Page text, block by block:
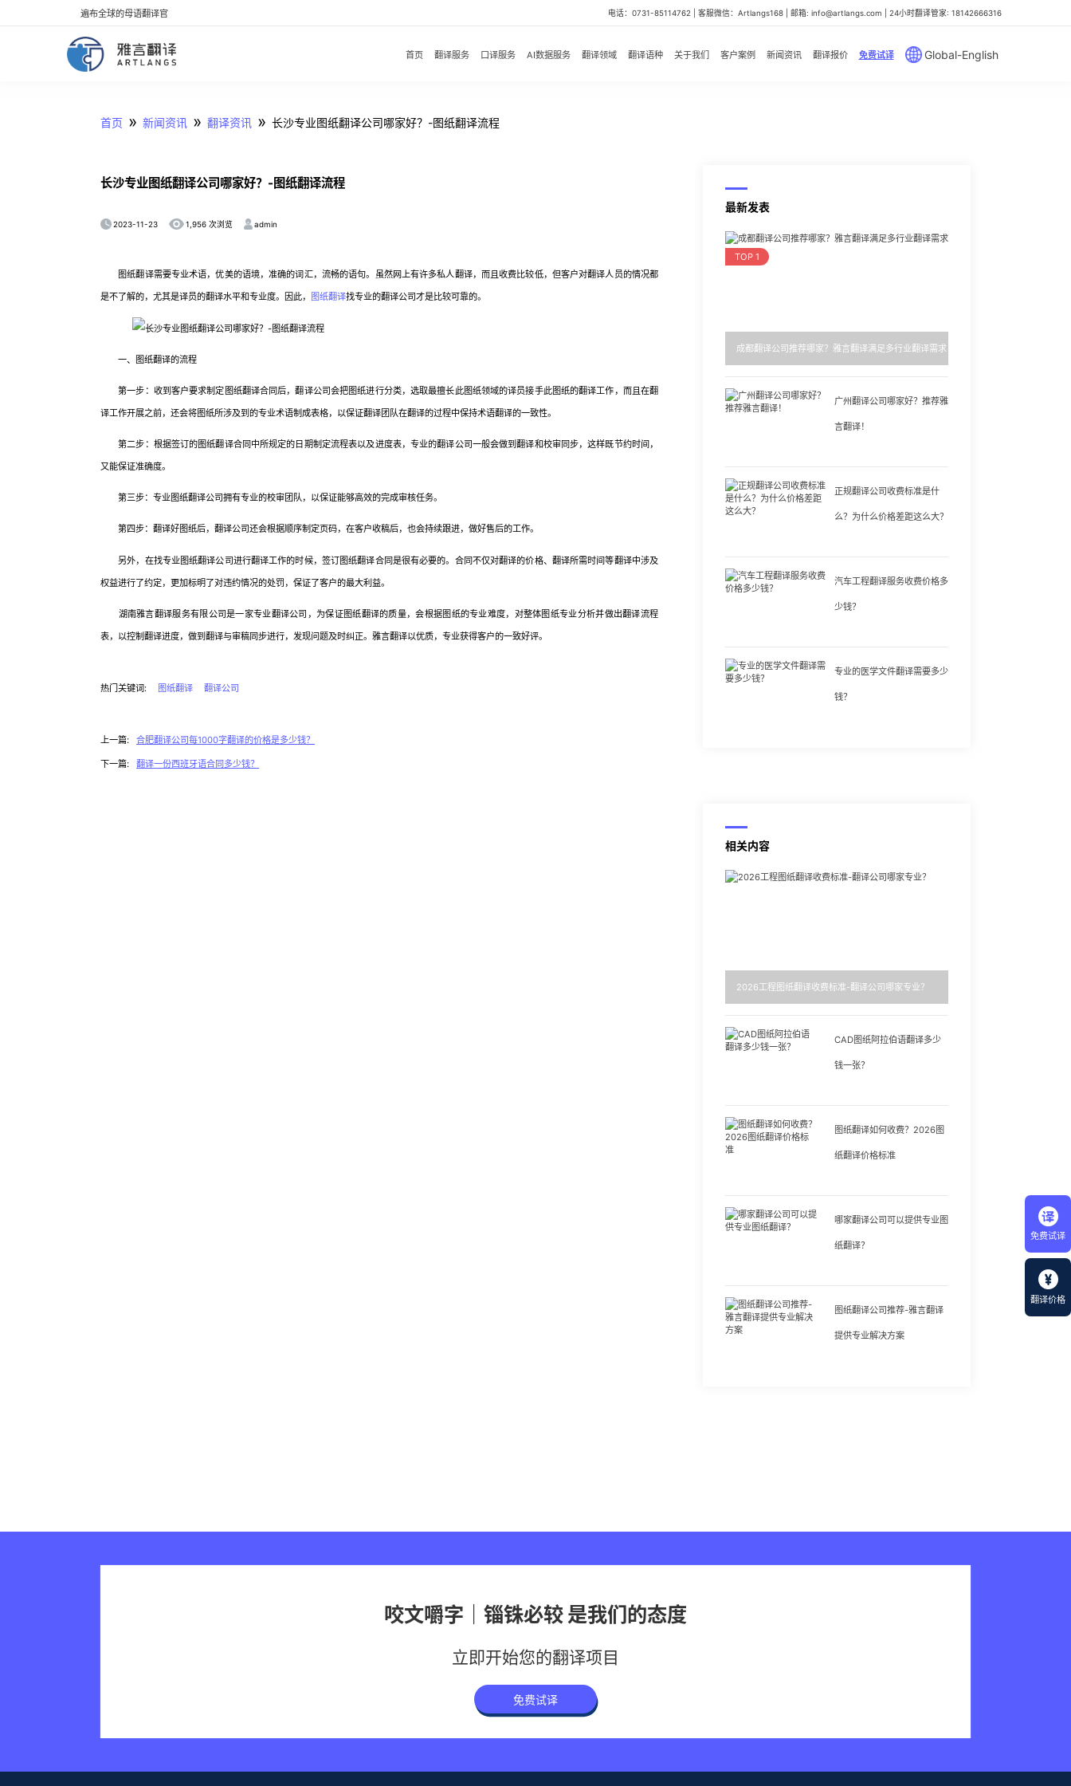
免费试译
翻译价格
遍布全球的母语翻译官 电话：0731-85114762 | 客服微信：Artlangs168 | 邮箱: info@artlangs.com | 24小时翻译管家: 18142666316
首页 翻译服务 口译服务 AI数据服务 翻译领域 翻译语种 关于我们 客户案例 新闻资讯 翻译报价 免费试译 Global-English
首页 » 新闻资讯 » 翻译资讯 » 长沙专业图纸翻译公司哪家好？-图纸翻译流程
长沙专业图纸翻译公司哪家好？-图纸翻译流程
2023-11-23 1,956 次浏览 admin
图纸翻译需要专业术语，优美的语境，准确的词汇，流畅的语句。虽然网上有许多私人翻译，而且收费比较低，但客户对翻译人员的情况都
是不了解的，尤其是译员的翻译水平和专业度。因此，
图纸翻译找专业的翻译公司才是比较可靠的。
一、图纸翻译的流程
第一步：收到客户要求制定图纸翻译合同后，翻译公司会把图纸进行分类，选取最擅长此图纸领域的译员接手此图纸的翻译工作，而且在翻
译工作开展之前，还会将图纸所涉及到的专业术语制成表格，以保证翻译团队在翻译的过程中保持术语翻译的一致性。
第二步：根据签订的图纸翻译合同中所规定的日期制定流程表以及进度表，专业的翻译公司一般会做到翻译和校审同步，这样既节约时间，
又能保证准确度。
第三步：专业图纸翻译公司拥有专业的校审团队，以保证能够高效的完成审核任务。
第四步：翻译好图纸后，翻译公司还会根据顺序制定页码，在客户收稿后，也会持续跟进，做好售后的工作。
另外，在找专业图纸翻译公司进行翻译工作的时候，签订图纸翻译合同是很有必要的。合同不仅对翻译的价格、翻译所需时间等翻译中涉及
权益进行了约定，更加标明了对违约情况的处罚，保证了客户的最大利益。
湖南雅言翻译服务有限公司是一家专业翻译公司，为保证图纸翻译的质量，会根据图纸的专业难度，对整体图纸专业分析并做出翻译流程
表，以控制翻译进度，做到翻译与审稿同步进行，发现问题及时纠正。雅言翻译以优质，专业获得客户的一致好评。
热门关键词: 图纸翻译 翻译公司
上一篇: 合肥翻译公司每1000字翻译的价格是多少钱？
下一篇: 翻译一份西班牙语合同多少钱？
最新发表
TOP 1
成都翻译公司推荐哪家？雅言翻译满足多行业翻译需求
广州翻译公司哪家好？推荐雅
言翻译！
正规翻译公司收费标准是什
么？为什么价格差距这么大？
汽车工程翻译服务收费价格多
少钱？
专业的医学文件翻译需要多少
钱？
相关内容
2026工程图纸翻译收费标准-翻译公司哪家专业？
CAD图纸阿拉伯语翻译多少
钱一张？
图纸翻译如何收费？2026图
纸翻译价格标准
哪家翻译公司可以提供专业图
纸翻译？
图纸翻译公司推荐-雅言翻译
提供专业解决方案
咬文嚼字｜锱铢必较 是我们的态度
立即开始您的翻译项目
免费试译